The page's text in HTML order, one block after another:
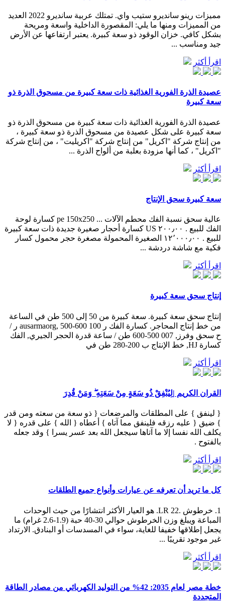
مميزات رينو سانديرو ستيب واي. تمتلك عربية سانديرو 2022 العديد
من المميزات ومنها ما يلي: المقصورة الداخلية واسعة ومريحة
بشكل كافي. خزان الوقود ذو سعة كبيرة. يعتبر ارتفاعها عن الأرض
جيد ومناسب ...
اقرأ أكثر
عصيدة الذرة الفورية الغذائية ذات سعة كبيرة من مسحوق الذرة ذو
سعة كبيرة
عصيدة الذرة الفورية الغذائية ذات سعة كبيرة من مسحوق الذرة ذو
سعة كبيرة على شكل عصيدة من مسحوق الذرة ذو سعة كبيرة ،
من إنتاج شركة "اكريل" من إنتاج شركة "اكريليت" ، من إنتاج شركة
"اكريل" ، كما أنها مزودة بعلبة من ألواح الذرة ...
اقرأ أكثر
سعة كبيرة سحق الإنتاج
عالية سحق نسبة الفك محطم الآلات ... pe 150x250 كسارة لوحة
الفك للبيع . ٢٠٠٫٠٠ US كسارة أحجار صغيرة جديدة ذات سعة كبيرة
للبيع . ١٢٬٠٠٠٫٠٠ الصغيرة المحمولة مصغرة حجر محمول كسار
فكية مع شاشة دردشة ...
اقرأ أكثر
إنتاج سحق سعة كبيرة
إنتاج سحق سعة كبيرة. سعة كبيرة من 50 إلى 500 طن في الساعة
من خط إنتاج المحاجر. كسارة الفك ر 100 ausarmaorg, 500-600 ر /
ح سحق وفرز, 007 500-600 طن / ساعة قدرة الحجر الجيري, الفك
كسارة HJ, خط الإنتاج ب 200-280 طن في
اقرأ أكثر
القران الكريم |لِيُنْفِقْ ذُو سَعَةٍ مِنْ سَعَتِهِ ۖ وَمَنْ قُدِرَ
{ لينفق } على المطلقات والمرضعات { ذو سعة من سعته ومن قدر
} ضيق { عليه رزقه فلينفق مما آتاه } أعطاه { الله } على قدره { لا
يكلف الله نفسا إلا ما آتاها سيجعل الله بعد عسر يسرا } وقد جعله
بالفتوح .
اقرأ أكثر
كل ما تريد أن تعرفه عن عيارات وأنواع جميع الطلقات
1. خرطوش .22 LR. هو العيار الأكثر انتشارًا من حيث الوحدات
المباعة ويبلغ وزن الخرطوش حوالي 30-40 حبة (1.9-2.6 غرام) ما
يجعل إطلاقها خفيفا للغاية، سواء في المسدسات أو البنادق. الارتداد
غير موجود تقريبًا ...
اقرأ أكثر
خطة مصر لعام 2035: 42% من التوليد الكهربائي من مصادر الطاقة
المتجددة